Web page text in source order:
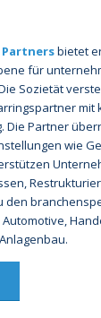
Partnersbietet
für
Sozietät
mit
Die Partner
wie
den